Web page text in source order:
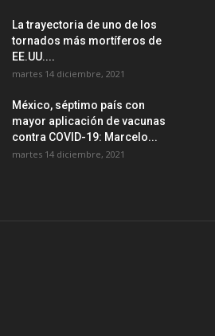
La trayectoria de uno de los
tornados más mortíferos de
EE.UU....
martes 14 diciembre, 2021
México, séptimo país con
mayor aplicación de vacunas
contra COVID-19: Marcelo...
martes 14 diciembre, 2021